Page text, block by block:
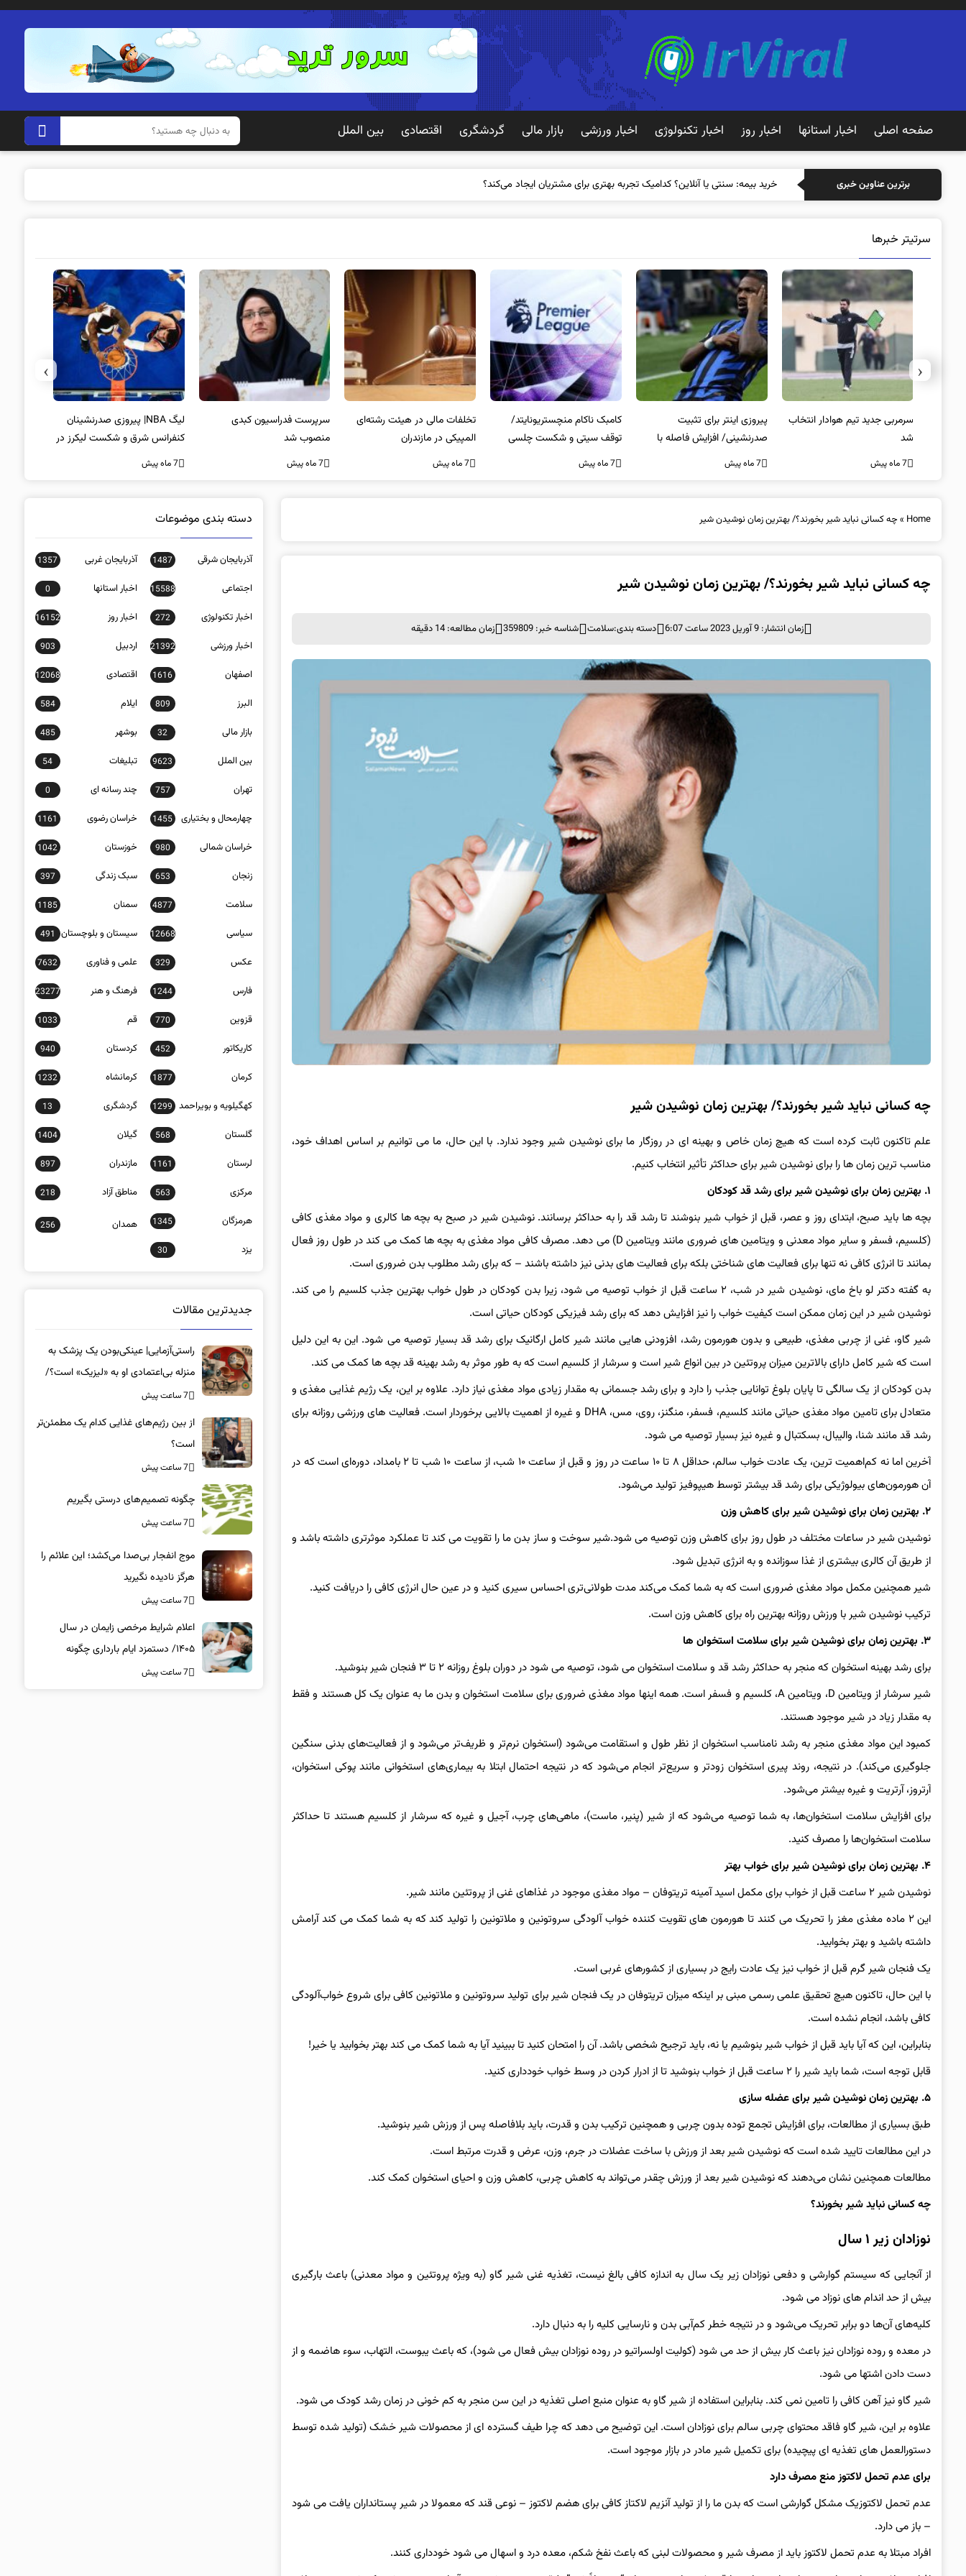
صفحه اصلی اخبار استانها اخبار روز اخبار تکنولوژی اخبار ورزشی بازار مالی گردشگری اقتصادی بین الملل
برترین عناوین خبری خرید بیمه: سنتی یا آنل
سرتیتر خبرها
سرمربی جدید تیم هوادار انتخاب
شد
7 ماه پیش
پیروزی اینتر برای تثبیت
صدرنشینی/ افزایش فاصله با
ناپولی
7 ماه پیش
کامبک ناکام منچستریونایتد/
توقف سیتی و شکست چلسی
7 ماه پیش
تخلفات مالی در هیئت رشته‌ای
المپیکی در مازندران
7 ماه پیش
سرپرست فدراسیون کبدی
منصوب شد
7 ماه پیش
لیگ NBA| پیروزی صدرنشینان
کنفرانس شرق و شکست لیکرز در
غیاب جیمز
7 ماه پیش
‹
›
Home
»چه کسانی نباید شیر بخورند؟/ بهترین زمان نوشیدن شیر
چه کسانی نباید شیر بخورند؟/ بهترین زمان نوشیدن شیر
زمان انتشار: 9 آوریل 2023 ساعت 6:07 دسته بندی:سلامت شناسه خبر: 359809 زمان مطالعه: 14 دقیقه
چه کسانی نباید شیر بخورند؟/ بهترین زمان نوشیدن شیر
علم تاکنون ثابت کرده است که هیچ زمان خاص و بهینه ای در روزگار ما برای نوشیدن شیر وجود ندارد. با این حال، ما می توانیم بر اساس اهداف خود،
مناسب ترین زمان ها را برای نوشیدن شیر برای حداکثر تأثیر انتخاب کنیم.
۱. بهترین زمان برای نوشیدن شیر برای رشد قد کودکان
بچه ها باید صبح، ابتدای روز و عصر، قبل از خواب شیر بنوشند تا رشد قد را به حداکثر برسانند. نوشیدن شیر در صبح به بچه ها کالری و مواد مغذی کافی
(کلسیم، فسفر و سایر مواد معدنی و ویتامین های ضروری مانند ویتامین D) می دهد. مصرف کافی مواد مغذی به بچه ها کمک می کند در طول روز فعال
بمانند تا انرژی کافی نه تنها برای فعالیت های شناختی بلکه برای فعالیت های بدنی نیز داشته باشند – که برای رشد مطلوب بدن ضروری است.
به گفته دکتر لو باخ مای، نوشیدن شیر در شب، ۲ ساعت قبل از خواب توصیه می شود، زیرا بدن کودکان در طول خواب بهترین جذب کلسیم را می کند.
نوشیدن شیر در این زمان ممکن است کیفیت خواب را نیز افزایش دهد که برای رشد فیزیکی کودکان حیاتی است.
شیر گاو، غنی از چربی مغذی، طبیعی و بدون هورمون رشد، افزودنی هایی مانند شیر کامل ارگانیک برای رشد قد بسیار توصیه می شود. این به این دلیل
است که شیر کامل دارای بالاترین میزان پروتئین در بین انواع شیر است و سرشار از کلسیم است که به طور موثر به رشد بهینه قد بچه ها کمک می کند.
بدن کودکان از یک سالگی تا پایان بلوغ توانایی جذب را دارد و برای رشد جسمانی به مقدار زیادی مواد مغذی نیاز دارد. علاوه بر این، یک رژیم غذایی مغذی و
متعادل برای تامین مواد مغذی حیاتی مانند کلسیم، فسفر، منگنز، روی، مس، DHA و غیره از اهمیت بالایی برخوردار است. فعالیت های ورزشی روزانه برای
رشد قد مانند شنا، والیبال، بسکتبال و غیره نیز بسیار توصیه می شود.
آخرین اما نه کم‌اهمیت ترین، یک عادت خواب سالم، حداقل ۸ تا ۱۰ ساعت در روز و قبل از ساعت ۱۰ شب، از ساعت ۱۰ شب تا ۲ بامداد، دوره‌ای است که در
آن هورمون‌های بیولوژیکی برای رشد قد بیشتر توسط هیپوفیز تولید می‌شود.
۲. بهترین زمان برای نوشیدن شیر برای کاهش وزن
نوشیدن شیر در ساعات مختلف در طول روز برای کاهش وزن توصیه می شود.شیر سوخت و ساز بدن ما را تقویت می کند تا عملکرد موثرتری داشته باشد و
از طریق آن کالری بیشتری از غذا سوزانده و به انرژی تبدیل شود.
شیر همچنین مکمل مواد مغذی ضروری است که به شما کمک می‌کند مدت طولانی‌تری احساس سیری کنید و در عین حال انرژی کافی را دریافت کنید.
ترکیب نوشیدن شیر با ورزش روزانه بهترین راه برای کاهش وزن است.
۳. بهترین زمان برای نوشیدن شیر برای سلامت استخوان ها
برای رشد بهینه استخوان که منجر به حداکثر رشد قد و سلامت استخوان می شود، توصیه می شود در دوران بلوغ روزانه ۲ تا ۳ فنجان شیر بنوشید.
شیر سرشار از ویتامین D، ویتامین A، کلسیم و فسفر است. همه اینها مواد مغذی ضروری برای سلامت استخوان و بدن ما به عنوان یک کل هستند و فقط
به مقدار زیاد در شیر موجود هستند.
کمبود این مواد مغذی منجر به رشد نامناسب استخوان از نظر طول و استقامت می‌شود (استخوان نرم‌تر و ظریف‌تر می‌شود و از فعالیت‌های بدنی سنگین
جلوگیری می‌کند). در نتیجه، روند پیری استخوان زودتر و سریع‌تر انجام می‌شود که در نتیجه احتمال ابتلا به بیماری‌های استخوانی مانند پوکی استخوان،
آرتروز، آرتریت و غیره بیشتر می‌شود.
برای افزایش سلامت استخوان‌ها، به شما توصیه می‌شود که از شیر (پنیر، ماست)، ماهی‌های چرب، آجیل و غیره که سرشار از کلسیم هستند تا حداکثر
سلامت استخوان‌ها را مصرف کنید.
۴. بهترین زمان برای نوشیدن شیر برای خواب بهتر
نوشیدن شیر ۲ ساعت قبل از خواب برای مکمل اسید آمینه تریتوفان – مواد مغذی موجود در غذاهای غنی از پروتئین مانند شیر.
این ۲ ماده مغذی مغز را تحریک می کنند تا هورمون های تقویت کننده خواب آلودگی سروتونین و ملاتونین را تولید کند که به شما کمک می کند آرامش
داشته باشید و بهتر بخوابید.
یک فنجان شیر گرم قبل از خواب نیز یک عادت رایج در بسیاری از کشورهای غربی است.
با این حال، تاکنون هیچ تحقیق علمی رسمی مبنی بر اینکه میزان تریتوفان در یک فنجان شیر برای تولید سروتونین و ملاتونین کافی برای شروع خواب‌آلودگی
کافی باشد، انجام نشده است.
بنابراین، این که آیا باید قبل از خواب شیر بنوشیم یا نه، باید ترجیح شخصی باشد. آن را امتحان کنید تا ببینید آیا به شما کمک می کند بهتر بخوابید یا خیر!
قابل توجه است، شما باید شیر را ۲ ساعت قبل از خواب بنوشید تا از ادرار کردن در وسط خواب خودداری کنید.
۵. بهترین زمان نوشیدن شیر برای عضله سازی
طبق بسیاری از مطالعات، برای افزایش تجمع توده بدون چربی و همچنین ترکیب بدن و قدرت، باید بلافاصله پس از ورزش شیر بنوشید.
در این مطالعات تایید شده است که نوشیدن شیر بعد از ورزش با ساخت عضلات در جرم، وزن، عرض و قدرت مرتبط است.
مطالعات همچنین نشان می‌دهند که نوشیدن شیر بعد از ورزش چقدر می‌تواند به کاهش چربی، کاهش وزن و احیای استخوان کمک کند.
چه کسانی نباید شیر بخورند؟
نوزادان زیر ۱ سال
از آنجایی که سیستم گوارشی و دفعی نوزادان زیر یک سال به اندازه کافی بالغ نیست، تغذیه غنی شیر گاو (به ویژه پروتئین و مواد معدنی) باعث بارگیری
بیش از حد اندام های نوزاد می شود.
کلیه‌های آن‌ها دو برابر تحریک می‌شود و در نتیجه خطر کم‌آبی بدن و نارسایی کلیه را به دنبال دارد.
در معده و روده نوزادان نیز باعث کار بیش از حد می شود (کولیت اولسراتیو در روده نوزادان بیش فعال می شود)، که باعث یبوست، التهاب، سوء هاضمه و از
دست دادن اشتها می شود.
شیر گاو نیز آهن کافی را تامین نمی کند. بنابراین استفاده از شیر گاو به عنوان منبع اصلی تغذیه در این سن منجر به کم خونی در زمان رشد کودک می شود.
علاوه بر این، شیر گاو فاقد محتوای چربی سالم برای نوزادان است. این توضیح می دهد که چرا طیف گسترده ای از محصولات شیر خشک (تولید شده توسط
دستورالعمل های تغذیه ای پیچیده) برای تکمیل شیر مادر در بازار موجود است.
برای عدم تحمل لاکتوز منع مصرف دارد
عدم تحمل لاکتوزیک مشکل گوارشی است که بدن ما را از تولید آنزیم لاکتاز کافی برای هضم لاکتوز – نوعی قند که معمولا در شیر پستانداران یافت می شود
– باز می دارد.
افراد مبتلا به عدم تحمل لاکتوز باید از مصرف شیر و محصولات لبنی که باعث نفخ شکم، معده درد و اسهال می شود خودداری کنند.
دسته بندی موضوعات
آذربایجان شرقی 1487 آذربایجان غربی 1357
اجتماعی 15588 اخبار استانها 0
اخبار تکنولوژی 272 اخبار روز 16152
اخبار ورزشی 21392 اردبیل 903
اصفهان 1616 اقتصادی 12068
البرز 809 ایلام 584
بازار مالی 32 بوشهر 485
بین الملل 9623 تبلیغات 54
تهران 757 چند رسانه ای 0
چهارمحال و بختیاری 1455 خراسان رضوی 1161
خراسان شمالی 980 خوزستان 1042
زنجان 653 سبک زندگی 397
سلامت 4877 سمنان 1185
سیاسی 12668 سیستان و بلوچستان 491
عکس 329 علمی و فناوری 7632
فارس 1244 فرهنگ و هنر 23277
قزوین 770 قم 1033
کاریکاتور 452 کردستان 940
کرمان 1877 کرمانشاه 1232
کهگیلویه و بویراحمد 1299 گردشگری 13
گلستان 568 گیلان 1404
لرستان 1161 مازندران 897
مرکزی 563 مناطق آزاد 218
هرمزگان 1345 همدان 256
یزد 30
جدیدترین مقالات
راستی‌آزمایی| عینکی‌بودن یک پزشک به
منزله بی‌اعتمادی او به «لیزیک» است؟/
جراحان، چشم فرزندان خود را لیزیک
می‌کنند؟
7 ساعت پیش
از بین رژیم‌های غذایی کدام یک مطمئن‌تر
است؟‌
7 ساعت پیش
چگونه تصمیم‌های درستی بگیریم
7 ساعت پیش
موج انفجار بی‌صدا می‌کشد؛ این علائم را
هرگز نادیده نگیرید
7 ساعت پیش
اعلام شرایط مرخصی زایمان در سال
۱۴۰۵/ دستمزد ایام بارداری چگونه
پرداخت می‌شود؟
7 ساعت پیش